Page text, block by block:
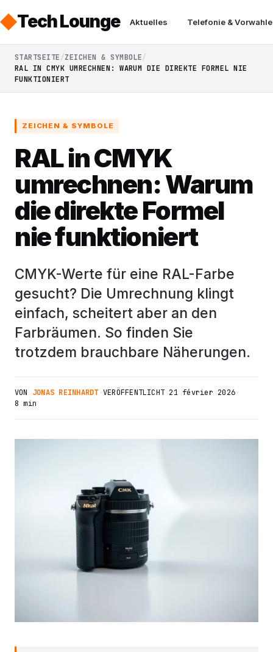
Tech Lounge Aktuelles Telefonie &
STARTSEITE
ZEICHEN & SYMBOLE
RAL IN CMYK UMRECHNEN: WARUM DIE DIREKTE FORMEL NIE
FUNKTIONIERT
ZEICHEN & SYMBOLE
RAL in CMYK
umrechnen: Warum
die direkte Formel
nie funktioniert
CMYK-Werte für eine RAL-Farbe
gesucht? Die Umrechnung klingt
einfach, scheitert aber an den
Farbräumen. So finden Sie
trotzdem brauchbare Näherungen.
VON JONAS REINHARDT ·VERÖFFENTLICHT 21 février 2026·
8 min